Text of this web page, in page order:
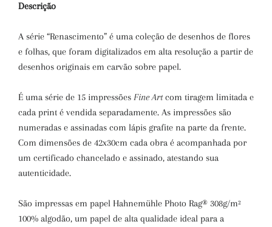
Descrição
A série “Renascimento” é uma coleção de desenhos de flores
e folhas, que foram digitalizados em alta resolução a partir de
desenhos originais em carvão sobre papel.
É uma série de 15 impressões Fine Artcom tiragem limitada e
cada print é vendida separadamente. As impressões são
numeradas e assinadas com lápis grafite na parte da frente.
Com dimensões de 42x30cm cada obra é acompanhada por
um certificado chancelado e assinado, atestando sua
autenticidade.
São impressas em papel Hahnemühle Photo Rag® 308g/m²
100% algodão, um papel de alta qualidade ideal para a